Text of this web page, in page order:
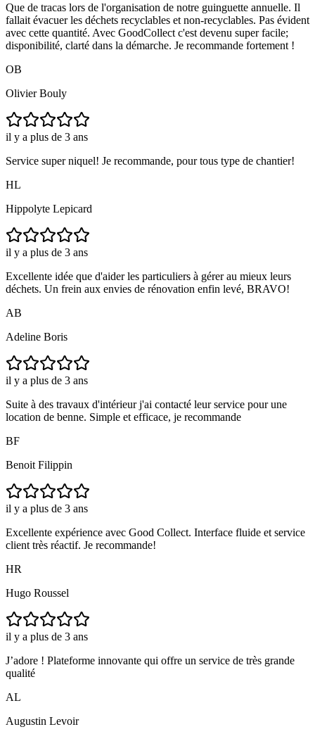
Que de tracas lors de l'organisation de notre guinguette annuelle. Il
fallait évacuer les déchets recyclables et non-recyclables. Pas évident
avec cette quantité. Avec GoodCollect c'est devenu super facile;
disponibilité, clarté dans la démarche. Je recommande fortement !
OB
Olivier Bouly
il y a plus de 3 ans
Service super niquel! Je recommande, pour tous type de chantier!
HL
Hippolyte Lepicard
il y a plus de 3 ans
Excellente idée que d'aider les particuliers à gérer au mieux leurs
déchets. Un frein aux envies de rénovation enfin levé, BRAVO!
AB
Adeline Boris
il y a plus de 3 ans
Suite à des travaux d'intérieur j'ai contacté leur service pour une
location de benne. Simple et efficace, je recommande
BF
Benoit Filippin
il y a plus de 3 ans
Excellente expérience avec Good Collect. Interface fluide et service
client très réactif. Je recommande!
HR
Hugo Roussel
il y a plus de 3 ans
J’adore ! Plateforme innovante qui offre un service de très grande
qualité
AL
Augustin Levoir